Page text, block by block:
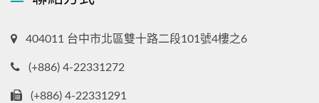
404011 台中市北區雙十路二段101號4樓之6
(+886) 4-22331272
(+886) 4-22331291